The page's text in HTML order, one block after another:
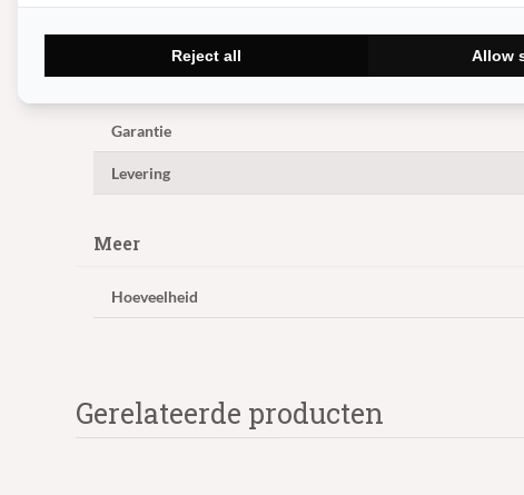
Merk
Levering en Garantie
Garantie
Levering
Meer
Hoeveelheid
Gerelateerde producten
Reject all Allow